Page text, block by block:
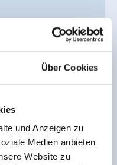
Über Cookies
und Anzeigen zu
Medien anbieten
Website zu